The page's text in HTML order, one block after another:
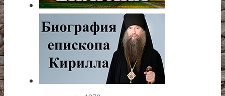
Никольская
церковь
с.
Голенищево